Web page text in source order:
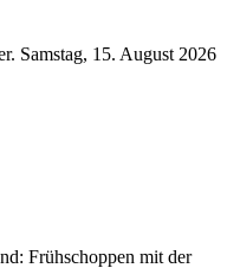
Samstag, 15. August 2026
Frühschoppen mit der